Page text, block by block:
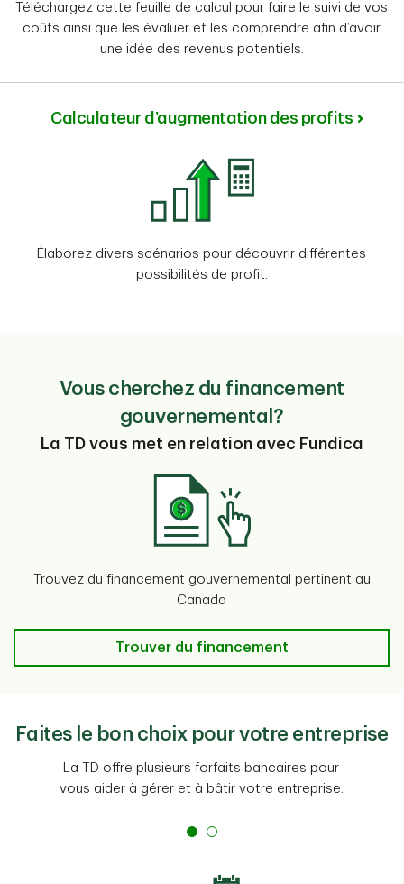
Téléchargez cette feuille de calcul pour faire le suivi de vos
coûts ainsi que les évaluer et les comprendre afin d’avoir
une idée des revenus potentiels.
Calculateur d’augmentation des profits
Élaborez divers scénarios pour découvrir différentes
possibilités de profit.
Vous cherchez du financement
gouvernemental?
La TD vous met en relation avec Fundica
Trouvez du financement gouvernemental pertinent au
Canada
Trouver du financement
Faites le bon choix pour votre entreprise
La TD offre plusieurs forfaits bancaires pour
vous aider à gérer et à bâtir votre entreprise.